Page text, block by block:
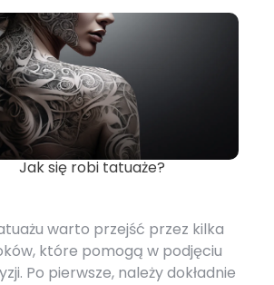
Jak się robi tatuaże?
warto przejść przez kilka
które pomogą w podjęciu
Po pierwsze, należy dokładnie